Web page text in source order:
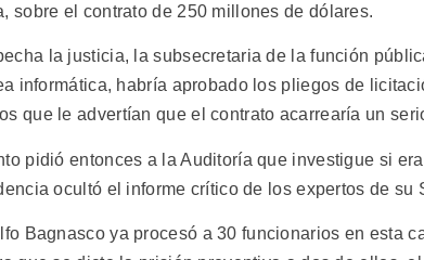
sobre el contrato de 250 millones de dólares.
la justicia, la subsecretaria de la función
informática, habría aprobado los pliegos de
que le advertían que el contrato acarrearía un
pidió entonces a la Auditoría que investigue si
ocultó el informe crítico de los expertos de su
Bagnasco ya procesó a 30 funcionarios en esta